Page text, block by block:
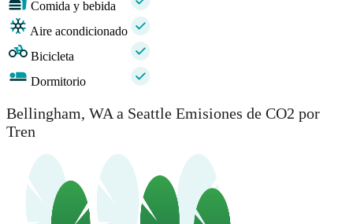
Comida y bebida
Aire acondicionado
Bicicleta
Dormitorio
Bellingham, WA a Seattle Emisiones de CO2 por
Tren